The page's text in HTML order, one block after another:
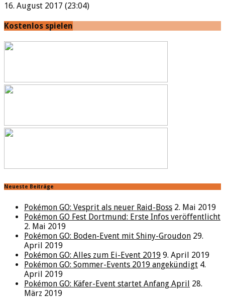
16. August 2017 (23:04)
Kostenlos spielen
Neueste Beiträge
Pokémon GO: Vesprit als neuer Raid-Boss 2. Mai 2019
Pokémon GO Fest Dortmund: Erste Infos veröffentlicht
2. Mai 2019
Pokémon GO: Boden-Event mit Shiny-Groudon 29.
April 2019
Pokémon GO: Alles zum Ei-Event 2019 9. April 2019
Pokémon GO: Sommer-Events 2019 angekündigt 4.
April 2019
Pokémon GO: Käfer-Event startet Anfang April 28.
März 2019